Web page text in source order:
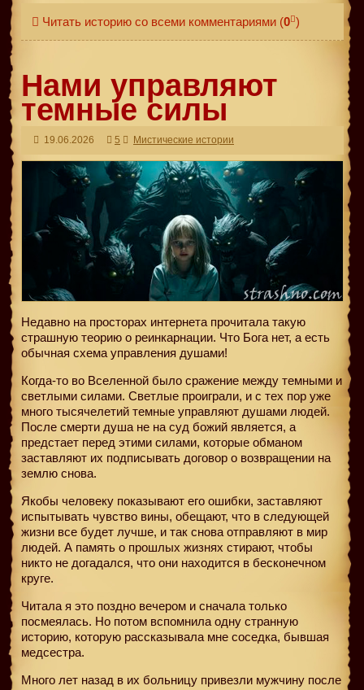
Читать историю со всеми комментариями (0 )
Нами управляют
темные силы
19.06.2026 5 Мистические истории
Недавно на просторах интернета прочитала такую
страшную теорию о реинкарнации. Что Бога нет, а есть
обычная схема управления душами!
Когда-то во Вселенной было сражение между темными и
светлыми силами. Светлые проиграли, и с тех пор уже
много тысячелетий темные управляют душами людей.
После смерти душа не на суд божий является, а
предстает перед этими силами, которые обманом
заставляют их подписывать договор о возвращении на
землю снова.
Якобы человеку показывают его ошибки, заставляют
испытывать чувство вины, обещают, что в следующей
жизни все будет лучше, и так снова отправляют в мир
людей. А память о прошлых жизнях стирают, чтобы
никто не догадался, что они находится в бесконечном
круге.
Читала я это поздно вечером и сначала только
посмеялась. Но потом вспомнила одну странную
историю, которую рассказывала мне соседка, бывшая
медсестра.
Много лет назад в их больницу привезли мужчину после